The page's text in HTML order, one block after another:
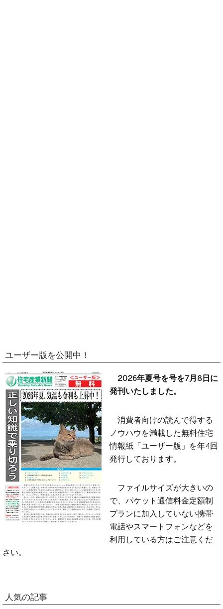
ユーザー版を公開中！
2026年夏号を号を7月8日に
発刊いたしました。
消費者向けの読んで得する
ノウハウを満載した無料住宅
情報紙「ユーザー版」を年4回
発行しております。
ファイルサイズが大きいの
で、パケット通信料金定額制
プランに加入していない携帯
電話やスマートフォンなどを
利用している方はご注意くだ
さい。
人気の記事